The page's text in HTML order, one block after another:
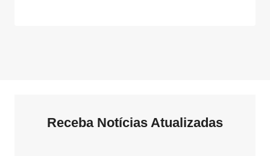
Receba Notícias Atualizadas